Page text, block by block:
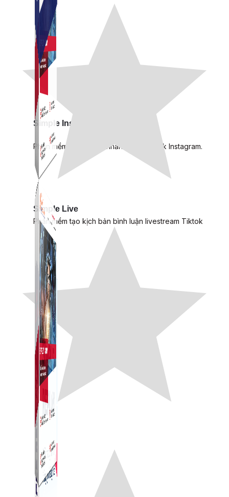
Simple Live
Phần mềm tạo kịch bản bình luận livestream Tiktok
Simple Instagram
Phần mềm gửi follow, nhắn tin, nuôi nick Instagram.